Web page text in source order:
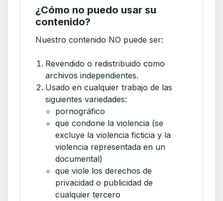
¿Cómo no puedo usar su
contenido?
Nuestro contenido NO puede ser:
Revendido o redistribuido como
archivos independientes.
Usado en cualquier trabajo de las
siguientes variedades:
pornográfico
que condone la violencia (se
excluye la violencia ficticia y la
violencia representada en un
documental)
que viole los derechos de
privacidad o publicidad de
cualquier tercero